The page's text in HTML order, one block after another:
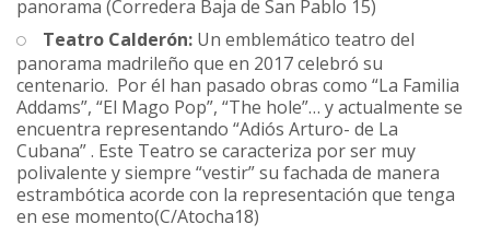
panorama (Corredera Baja de San Pablo 15)
Teatro Calderón: Un emblemático teatro del
panorama madrileño que en 2017 celebró su
centenario. Por él han pasado obras como “La Familia
Addams”, “El Mago Pop”, “The hole”… y actualmente se
encuentra representando “Adiós Arturo- de La
Cubana” . Este Teatro se caracteriza por ser muy
polivalente y siempre “vestir” su fachada de manera
estrambótica acorde con la representación que tenga
en ese momento(C/Atocha18)